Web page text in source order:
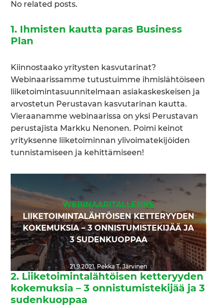
No related posts.
1. Ihmisten kautta paras Business
Plan
Kiinnostaako yritysten kasvutarinat?
Webinaarissamme tutustuimme ihmislähtöiseen
liiketoimintasuunnitelmaan asiakaskeskeisen ja
arvostetun Perustavan kasvutarinan kautta.
Vieraanamme webinaarissa on yksi Perustavan
perustajista Markku Nenonen. Poimi keinot
yrityksenne liiketoiminnan ylivoimatekijöiden
tunnistamiseen ja kehittämiseen!
WEBINAARITALLENNE
LIIKETOIMINTALÄHTÖISEN KETTERYYDEN
KOKEMUKSIA – 3 ONNISTUMISTEKIJÄÄ JA
3 SUDENKUOPPAA
21.9.2021, Pekka T. Järvinen
2. Liiketoimintalähtöisen ketteryyden
kokemuksia – 3 onnistumistekijää ja 3
sudenkuoppaa